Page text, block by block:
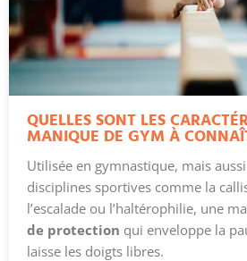
QUELLES SONT LES
MANIQUE DE GYM À
Utilisée en gymnastique, mais
disciplines sportives comme la
l’escalade ou l’haltérophilie, une
de protection qui enveloppe la
laisse les doigts libres.